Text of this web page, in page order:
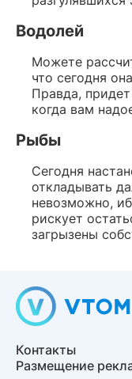
Водолей
Можете
что сегодня
Правда,
когда вам
Рыбы
Сегодня
откладывать
невозможно,
рискует
загрызены
Контакты
Размещение